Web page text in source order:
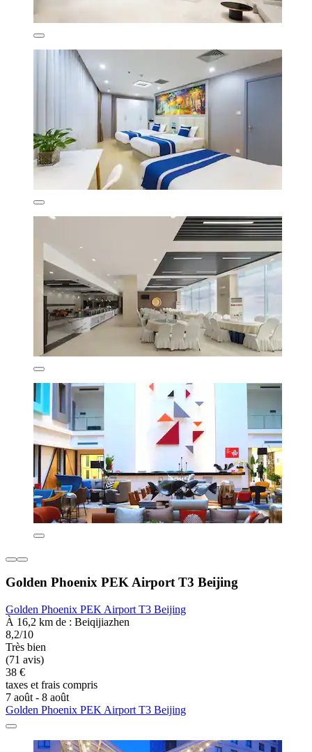
Golden Phoenix PEK Airport T3 Beijing
Golden Phoenix PEK Airport T3 Beijing
À 16,2 km de : Beiqijiazhen
8,2/10
Très bien
(71 avis)
38 €
taxes et frais compris
7 août - 8 août
Golden Phoenix PEK Airport T3 Beijing